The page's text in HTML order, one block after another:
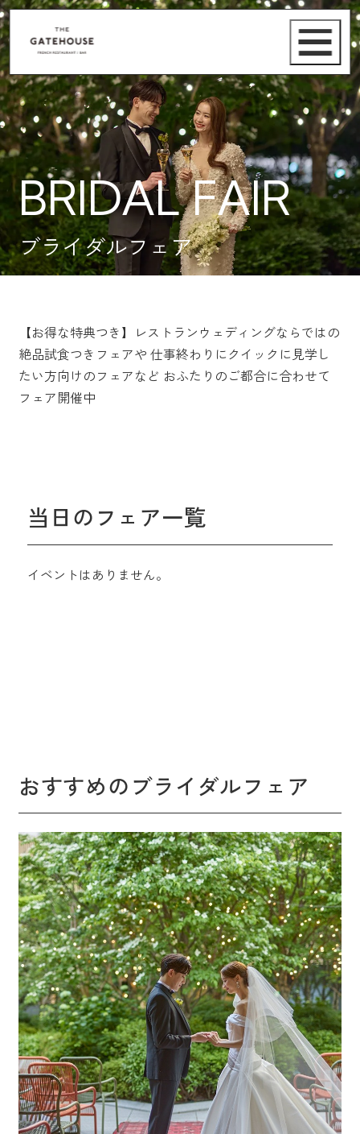
BRIDAL FAIR
ブライダルフェア
【お得な特典つき】レストランウェディングならではの
絶品試食つきフェアや 仕事終わりにクイックに見学し
たい方向けのフェアなど おふたりのご都合に合わせて
フェア開催中
当日のフェア一覧
イベントはありません。
おすすめのブライダルフェア